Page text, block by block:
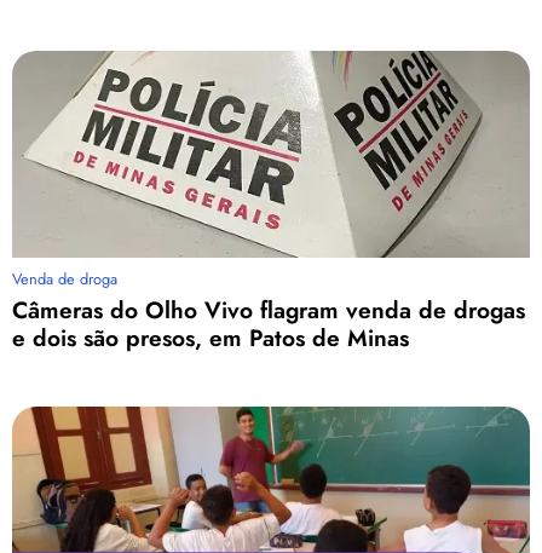
Venda de droga
Câmeras do Olho Vivo flagram venda de drogas
e dois são presos, em Patos de Minas